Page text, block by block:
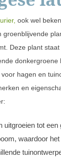
ook wel
groenblijvende
Deze plant
donkergroene
hagen en
en
uitgroeien tot
waardoor